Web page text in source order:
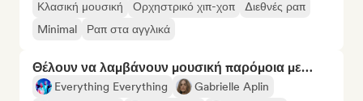
Κλασική μουσική Ορχηστρικό χιπ-χοπ
Διεθνές ραπ
Minimal
Ραπ στα αγγλικά
Θέλουν να λαμβάνουν μουσική παρόμοια με…
Everything Everything
Gabrielle Aplin